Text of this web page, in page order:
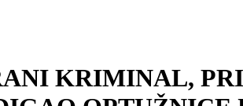
KRIMINAL,